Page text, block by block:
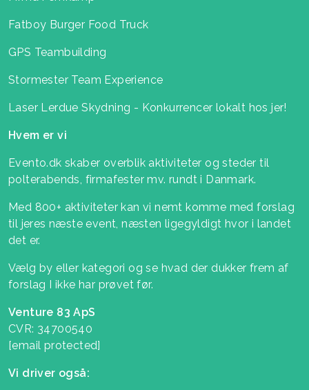
Fatboy Burger Food Truck
GPS Teambuilding
Stormester Team Experience
Laser Lerdue Skydning - Konkurrencer lokalt hos jer!
Hvem er vi
Evento.dk skaber overblik aktiviteter og steder til
polterabends, firmafester mv. rundt i Danmark.
Med 800+ aktiviteter kan vi nemt komme med forslag
til jeres næste event, næsten ligegyldigt hvor i landet
det er.
Vælg by eller kategori og se hvad der dukker frem af
forslag I ikke har prøvet før.
Venture 83 ApS
CVR: 34700540
[email protected]
Vi driver også: